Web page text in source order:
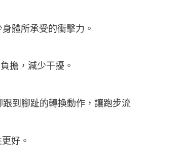
體所承受的衝擊力。
擔，減少干擾。
到腳趾的轉換動作，讓跑步流
好。